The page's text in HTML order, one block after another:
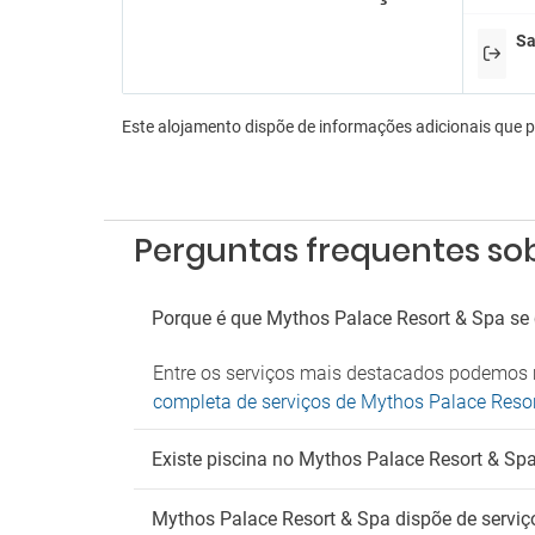
Sala
Sala
Este alojamento dispõe de informações adicionais que
Perguntas frequentes
Porque é que Mythos Palace Resort & Spa se
Entre os serviços mais destacados
completa de serviços de Mythos Palace
Existe piscina no Mythos Palace Resort &
Mythos Palace Resort & Spa dispõe de